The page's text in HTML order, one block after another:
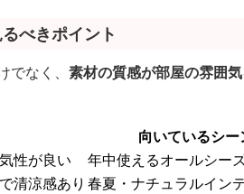
べきポイント
なく、 素材の質感が部屋の雰囲
向いているシー
性が良い
年中使えるオールシー
清涼感あり 春夏・ナチュラルイン